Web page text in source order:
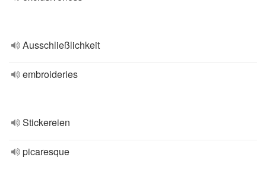
Ausschließlichkeit
embroideries
Stickereien
picaresque